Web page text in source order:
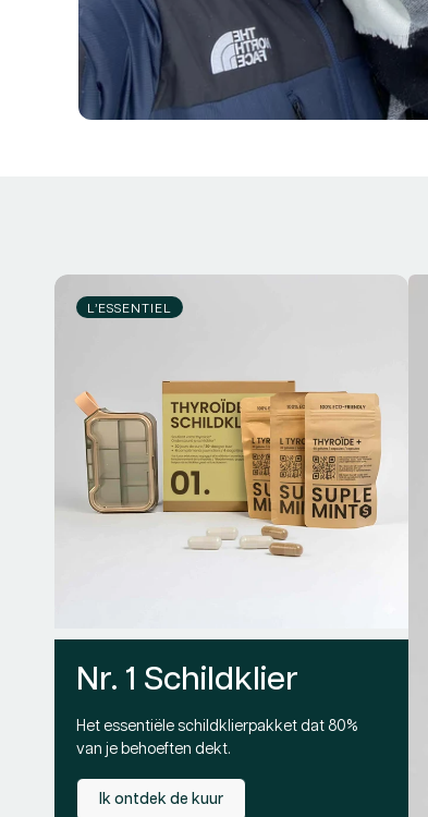
L’ESSENTIEL
Nr. 1 Schildklier
Het essentiële schildklierpakket dat 80%
van je behoeften dekt.
Ik ontdek de kuur